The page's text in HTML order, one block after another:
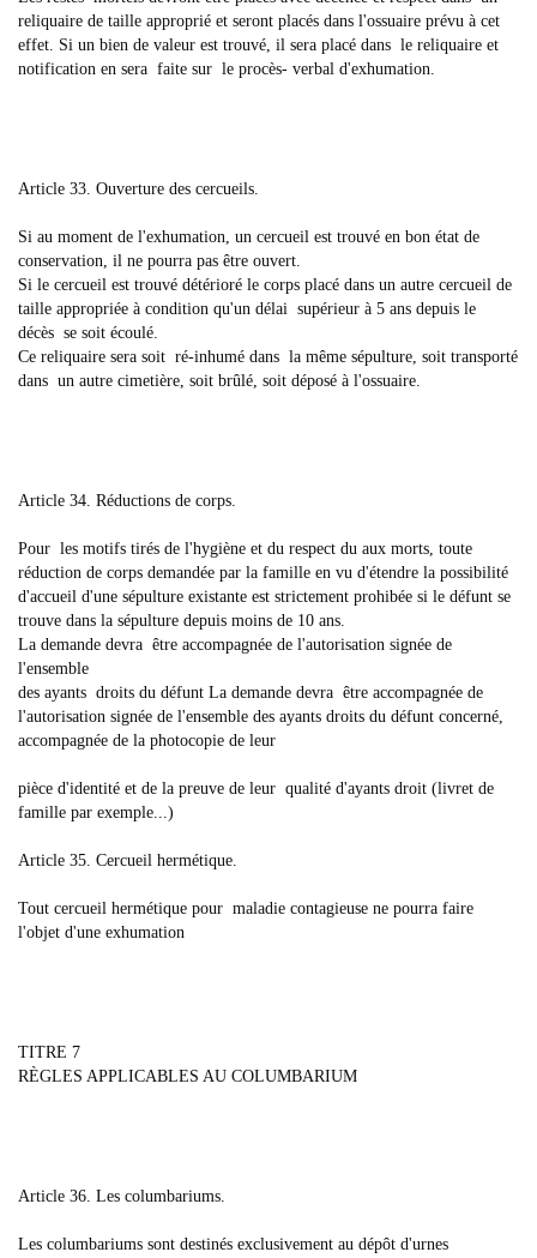
reliquaire de taille approprié et seront placés dans l'ossuaire prévu à cet
effet. Si un bien de valeur est trouvé, il sera placé dans le reliquaire et
notification en sera faite sur le procès- verbal d'exhumation.
Article 33. Ouverture des cercueils.
Si au moment de l'exhumation, un cercueil est trouvé en bon état de
conservation, il ne pourra pas être ouvert.
Si le cercueil est trouvé détérioré le corps placé dans un autre cercueil de
taille appropriée à condition qu'un délai supérieur à 5 ans depuis le
décès se soit écoulé.
Ce reliquaire sera soit ré-inhumé dans la même sépulture, soit transporté
dans un autre cimetière, soit brûlé, soit déposé à l'ossuaire.
Article 34. Réductions de corps.
Pour les motifs tirés de l'hygiène et du respect du aux morts, toute
réduction de corps demandée par la famille en vu d'étendre la possibilité
d'accueil d'une sépulture existante est strictement prohibée si le défunt se
trouve dans la sépulture depuis moins de 10 ans.
La demande devra être accompagnée de l'autorisation signée de
l'ensemble
des ayants droits du défunt La demande devra être accompagnée de
l'autorisation signée de l'ensemble des ayants droits du défunt concerné,
accompagnée de la photocopie de leur
pièce d'identité et de la preuve de leur qualité d'ayants droit (livret de
famille par exemple...)
Article 35. Cercueil hermétique.
Tout cercueil hermétique pour maladie contagieuse ne pourra faire
l'objet d'une exhumation
TITRE 7
RÈGLES APPLICABLES AU COLUMBARIUM
Article 36. Les columbariums.
Les columbariums sont destinés exclusivement au dépôt d'urnes